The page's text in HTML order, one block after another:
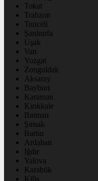
Tokat
Trabzon
Tunceli
Şanlıurfa
Uşak
Van
Yozgat
Zonguldak
Aksaray
Bayburt
Karaman
Kırıkkale
Batman
Şırnak
Bartın
Ardahan
Iğdır
Yalova
Karabük
Kilis